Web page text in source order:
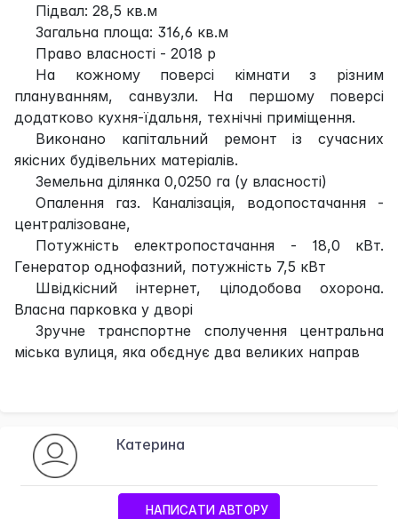
Підвал: 28,5 кв.м
Загальна площа: 316,6 кв.м
Право власності - 2018 р
На кожному поверсі кімнати з різним
плануванням, санвузли. На першому поверсі
додатково кухня-їдальня, технічні приміщення.
Виконано капітальний ремонт із сучасних
якісних будівельних матеріалів.
Земельна ділянка 0,0250 га (у власності)
Опалення газ. Каналізація, водопостачання -
централізоване,
Потужність електропостачання - 18,0 кВт.
Генератор однофазний, потужність 7,5 кВт
Швідкісний інтернет, цілодобова охорона.
Власна парковка у дворі
Зручне транспортне сполучення центральна
міська вулиця, яка обєднує два великих направ
Катерина
НАПИСАТИ АВТОРУ